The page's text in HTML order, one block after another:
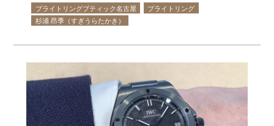
ブライトリングブティック名古屋
ブライトリング
杉浦 昂季（すぎうらたかき）